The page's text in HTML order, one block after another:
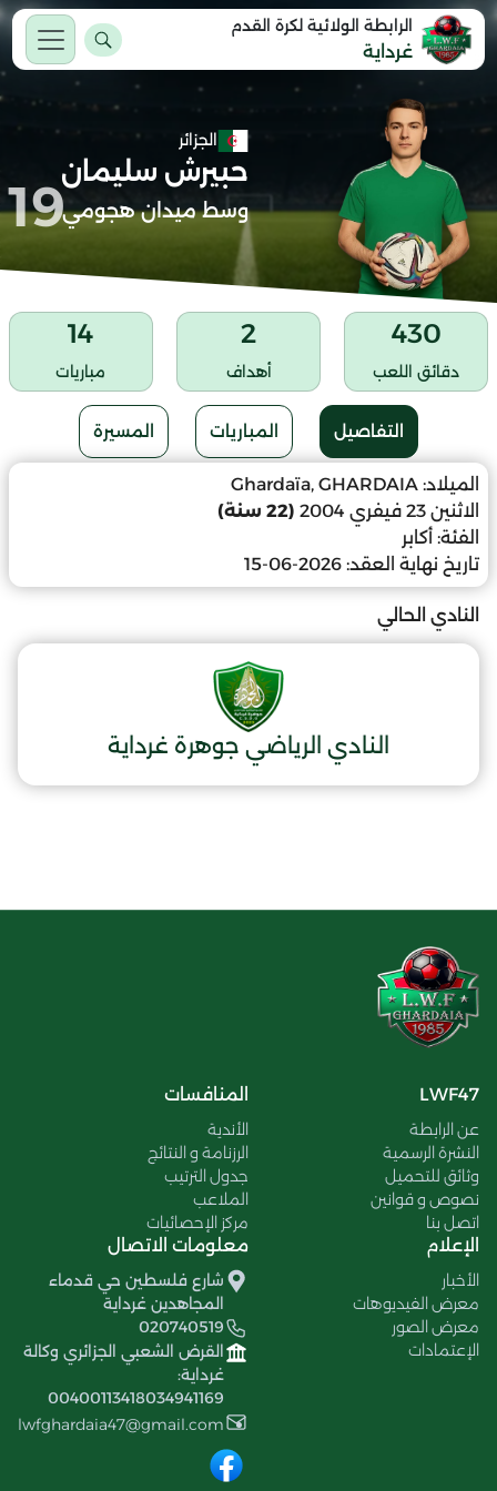
الرابطة الولائية لكرة القدم
غرداية
الجزائر
حبيرش سليمان
وسط ميدان هجومي19
430
دقائق اللعب
2
أهداف
14
مباريات
التفاصيل المباريات المسيرة
الميلاد: Ghardaïa, GHARDAIA
الاثنين 23 فيفري 2004
(22 سنة)
الفئة: أكابر
تاريخ نهاية العقد: 2026-06-15
النادي الحالي
النادي الرياضي جوهرة غرداية
LWF47
عن الرابطة
النشرة الرسمية
وثائق للتحميل
نصوص و قوانين
اتصل بنا
المنافسات
الأندية
الرزنامة و النتائج
جدول الترتيب
الملاعب
مركز الإحصائيات
الإعلام
الأخبار
معرض الفيديوهات
معرض الصور
الإعتمادات
معلومات الاتصال
شارع فلسطين حي قدماء
المجاهدين غرداية
020740519
القرض الشعبي الجزائري وكالة
غرداية:
00400113418034941169
lwfghardaia47@gmail.com